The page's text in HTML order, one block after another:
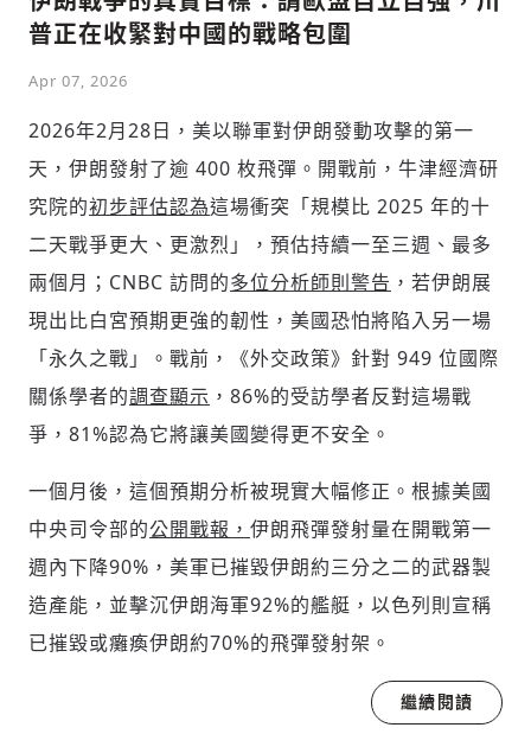
普正在收緊對中國的戰略包圍
Apr 07, 2026
2026年2月28日，美以聯軍對伊朗發動攻擊的第一
天，伊朗發射了逾 400 枚飛彈。開戰前，牛津經濟研
究院的初步評估認為這場衝突「規模比 2025 年的十
二天戰爭更大、更激烈」，預估持續一至三週、最多
兩個月；CNBC 訪問的多位分析師則警告 ，若伊朗展
現出比白宮預期更強的韌性，美國恐怕將陷入另一場
「永久之戰」。戰前，《外交政策》針對 949 位國際
關係學者的調查顯示 ，86%的受訪學者反對這場戰
爭，81%認為它將讓美國變得更不安全。
一個月後，這個預期分析被現實大幅修正。根據美國
中央司令部的公開戰報， 伊朗飛彈發射量在開戰第一
週內下降90%，美軍已摧毀伊朗約三分之二的武器製
造產能，並擊沉伊朗海軍92%的艦艇，以色列則宣稱
已摧毀或癱瘓伊朗約70%的飛彈發射架。
繼續閱讀